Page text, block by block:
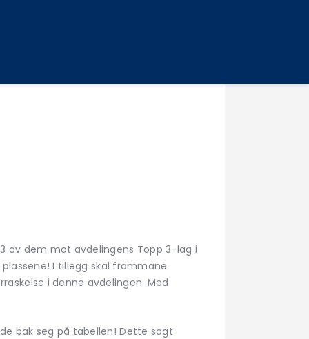
av dem mot avdelingens Topp 3-lag i
I tillegg skal frammane
i denne avdelingen. Med
bak seg på tabellen! Dette sagt